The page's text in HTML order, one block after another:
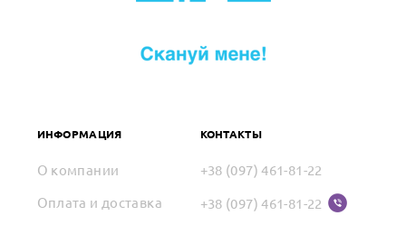
ИНФОРМАЦИЯ
О компании
Оплата и доставка
КОНТАКТЫ
+38 (097) 461-81-22
+38 (097) 461-81-22